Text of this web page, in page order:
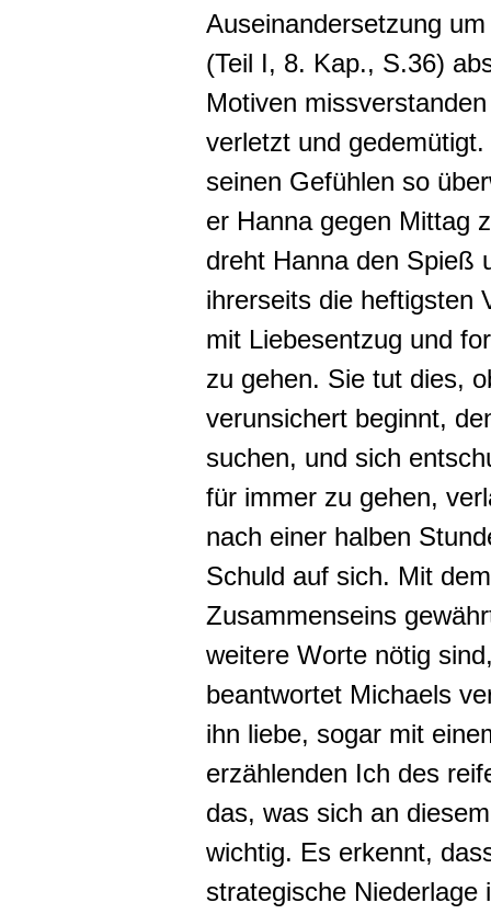
Auseinandersetzung
(Teil I, 8. Kap., S.36)
Motiven
verletzt und
seinen Gefühlen so
er Hanna gegen Mittag
dreht Hanna den Spieß
ihrerseits die heftigsten
mit Liebesentzug und
zu gehen. Sie tut dies,
verunsichert beginnt,
suchen, und sich
für immer zu gehen,
nach einer halben
Schuld auf sich. Mit
Zusammenseins
weitere Worte nötig
beantwortet Michaels
ihn liebe, sogar mit
erzählenden Ich des
das, was sich an
wichtig. Es erkennt,
strategische Niederlage